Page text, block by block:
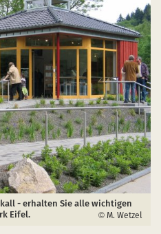
- erhalten Sie alle wichtigen
Eifel.
M. Wetzel